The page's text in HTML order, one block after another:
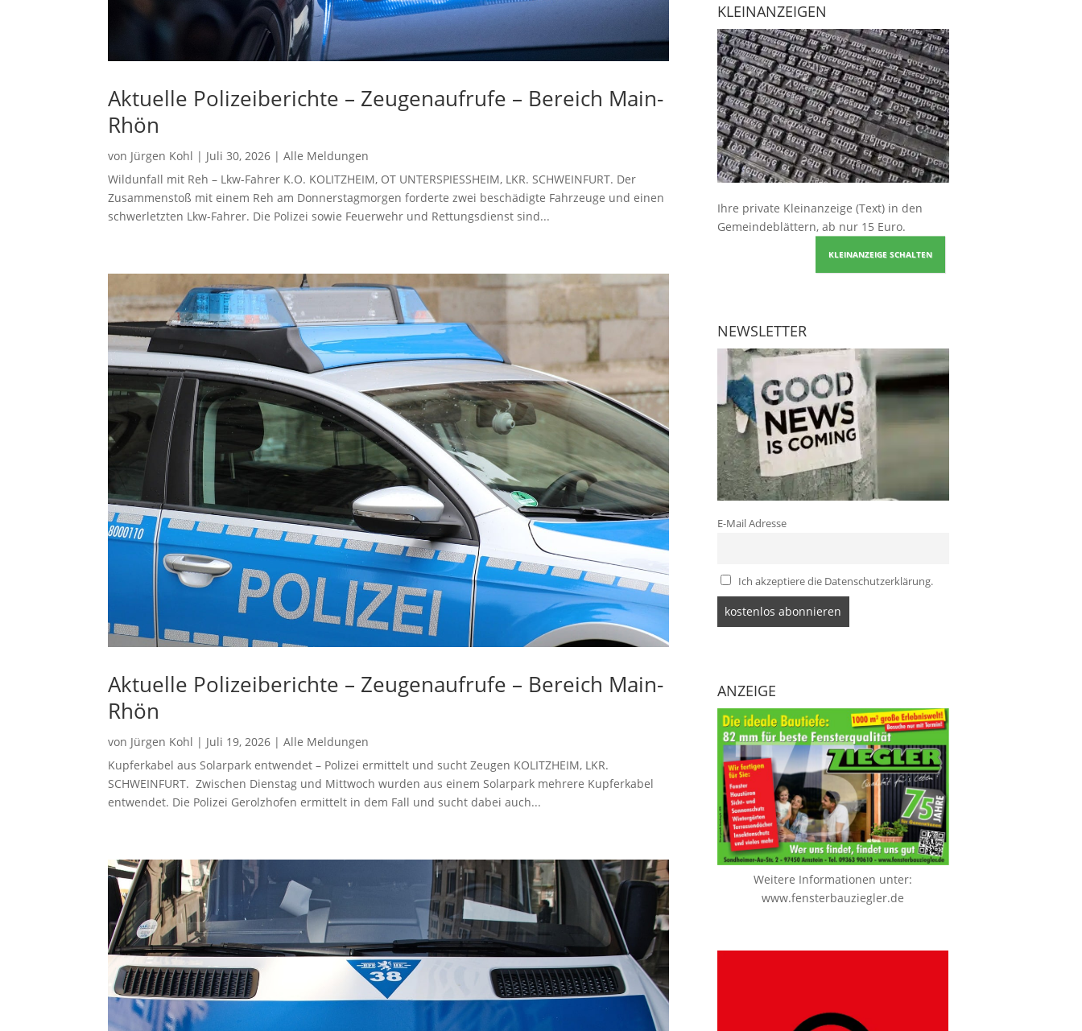
Aktuelle Polizeiberichte – Zeugenaufrufe – Bereich Main-
Rhön
von Jürgen Kohl | Juli 30, 2026 |Alle Meldungen
Wildunfall mit Reh – Lkw-Fahrer K.O. KOLITZHEIM, OT UNTERSPIESSHEIM, LKR. SCHWEINFURT. Der
Zusammenstoß mit einem Reh am Donnerstagmorgen forderte zwei beschädigte Fahrzeuge und einen
schwerletzten Lkw-Fahrer. Die Polizei sowie Feuerwehr und Rettungsdienst sind...
Aktuelle Polizeiberichte – Zeugenaufrufe – Bereich Main-
Rhön
von Jürgen Kohl | Juli 19, 2026 |Alle Meldungen
Kupferkabel aus Solarpark entwendet – Polizei ermittelt und sucht Zeugen KOLITZHEIM, LKR.
SCHWEINFURT. Zwischen Dienstag und Mittwoch wurden aus einem Solarpark mehrere Kupferkabel
entwendet. Die Polizei Gerolzhofen ermittelt in dem Fall und sucht dabei auch...
KLEINANZEIGEN
Ihre private Kleinanzeige (Text) in den
Gemeindeblättern, ab nur 15 Euro.
KLEINANZEIGE SCHALTEN
NEWSLETTER
E-Mail Adresse
Ich akzeptiere die Datenschutzerklärung.
ANZEIGE
Weitere Informationen unter:
www.fensterbauziegler.de